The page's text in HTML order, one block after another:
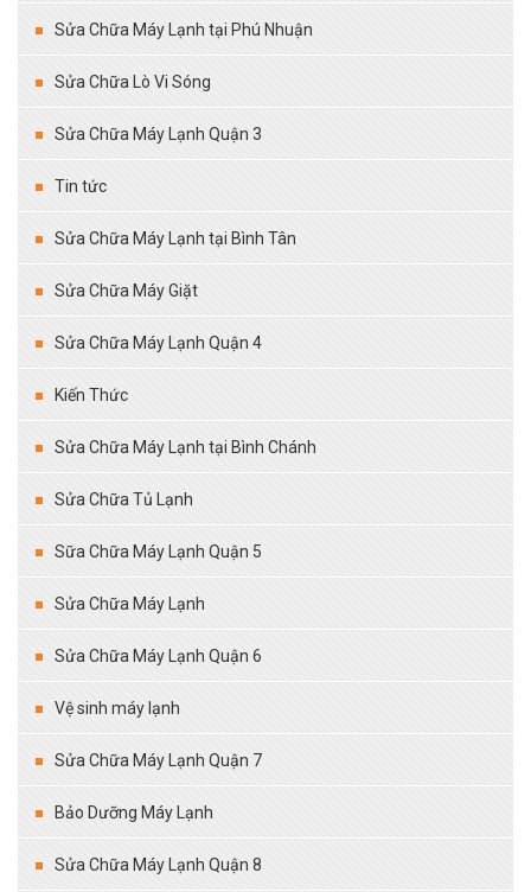
Sửa Chữa Máy Lạnh tại Phú Nhuận
Sửa Chữa Lò Vi Sóng
Sửa Chữa Máy Lạnh Quận 3
Tin tức
Sửa Chữa Máy Lạnh tại Bình Tân
Sửa Chữa Máy Giặt
Sửa Chữa Máy Lạnh Quận 4
Kiến Thức
Sửa Chữa Máy Lạnh tại Bình Chánh
Sửa Chữa Tủ Lạnh
Sữa Chữa Máy Lạnh Quận 5
Sửa Chữa Máy Lạnh
Sửa Chữa Máy Lạnh Quận 6
Vệ sinh máy lạnh
Sửa Chữa Máy Lạnh Quận 7
Bảo Dưỡng Máy Lạnh
Sửa Chữa Máy Lạnh Quận 8